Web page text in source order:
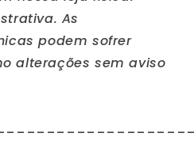
As
podem sofrer
alterações sem aviso